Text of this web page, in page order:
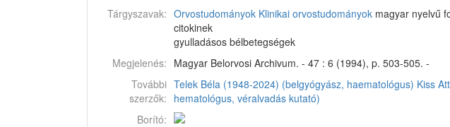
Tárgyszavak: Orvostudományok Klinikai orvostudományok magyar nyelvű
citokinek
gyulladásos bélbetegségek
Megjelenés: Magyar Belorvosi Archivum. - 47 : 6 (1994), p. 503-505. -
További
szerzők:
Telek Béla (1948-2024) (belgyógyász, haematológus) Kiss
hematológus, véralvadás kutató)
Borító: